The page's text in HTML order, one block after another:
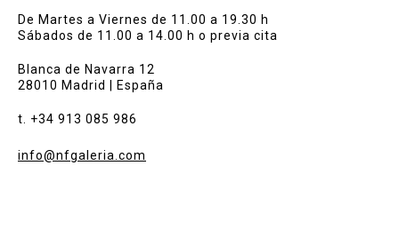
De Martes a Viernes de 11.00 a 19.30 h
Sábados de 11.00 a 14.00 h o previa cita
Blanca de Navarra 12
28010 Madrid | España
t. +34 913 085 986
info@nfgaleria.com